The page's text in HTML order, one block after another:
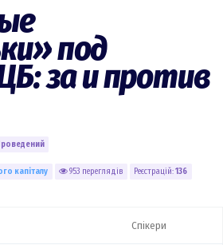
под
за и против
капіталу 953 переглядів Реєстрацій:136
Спікери